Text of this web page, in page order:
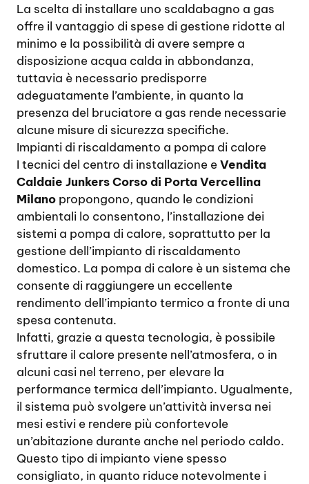
La scelta di installare uno scaldabagno a gas
offre il vantaggio di spese di gestione ridotte al
minimo e la possibilità di avere sempre a
disposizione acqua calda in abbondanza,
tuttavia è necessario predisporre
adeguatamente l’ambiente, in quanto la
presenza del bruciatore a gas rende necessarie
alcune misure di sicurezza specifiche.
Impianti di riscaldamento a pompa di calore
I tecnici del centro di installazione eVendita
Caldaie Junkers Corso di Porta Vercellina
Milano propongono, quando le condizioni
ambientali lo consentono, l’installazione dei
sistemi a pompa di calore, soprattutto per la
gestione dell’impianto di riscaldamento
domestico. La pompa di calore è un sistema che
consente di raggiungere un eccellente
rendimento dell’impianto termico a fronte di una
spesa contenuta.
Infatti, grazie a questa tecnologia, è possibile
sfruttare il calore presente nell’atmosfera, o in
alcuni casi nel terreno, per elevare la
performance termica dell’impianto. Ugualmente,
il sistema può svolgere un’attività inversa nei
mesi estivi e rendere più confortevole
un’abitazione durante anche nel periodo caldo.
Questo tipo di impianto viene spesso
consigliato, in quanto riduce notevolmente i